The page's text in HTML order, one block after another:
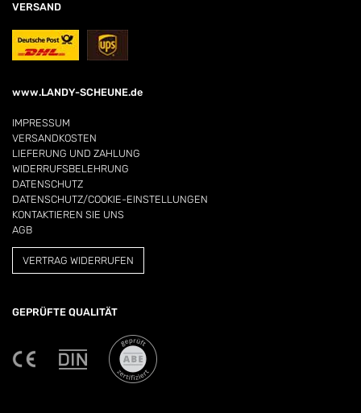
VERSAND
www.LANDY-SCHEUNE.de
IMPRESSUM
VERSANDKOSTEN
LIEFERUNG UND ZAHLUNG
WIDERRUFSBELEHRUNG
DATENSCHUTZ
DATENSCHUTZ/COOKIE-EINSTELLUNGEN
KONTAKTIEREN SIE UNS
AGB
VERTRAG WIDERRUFEN
GEPRÜFTE QUALITÄT